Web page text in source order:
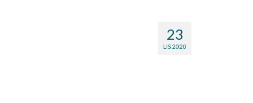
23
LIS 2020